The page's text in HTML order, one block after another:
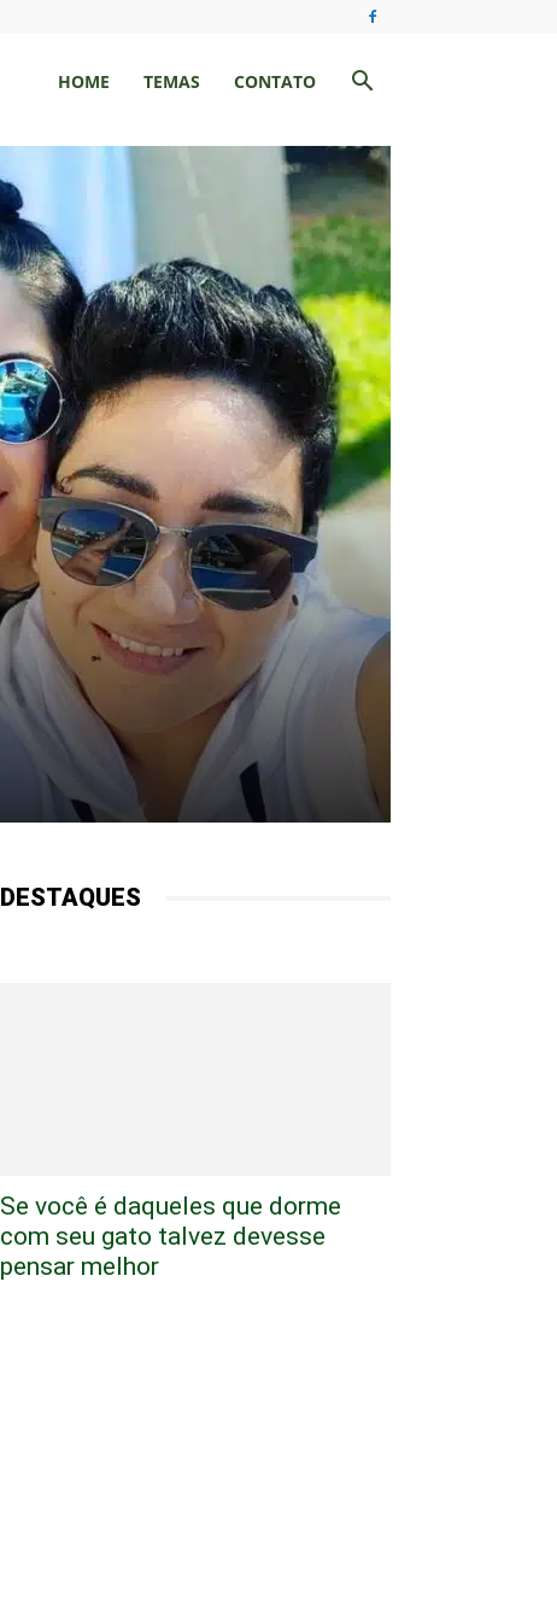
HOME TEMAS CONTATO
DESTAQUES
Se você é daqueles que dorme
com seu gato talvez devesse
pensar melhor